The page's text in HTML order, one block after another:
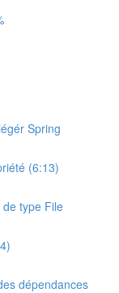
Spring
(6:13)
de type File
dépendances